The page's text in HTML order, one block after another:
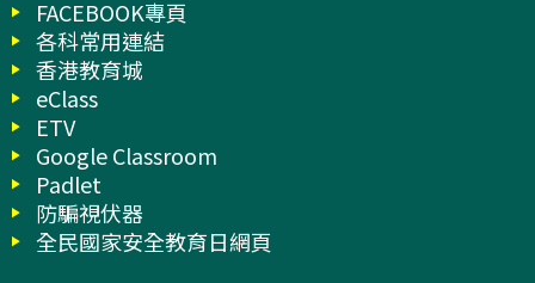
FACEBOOK專頁
各科常用連結
香港教育城
eClass
ETV
Google Classroom
Padlet
防騙視伏器
全民國家安全教育日網頁